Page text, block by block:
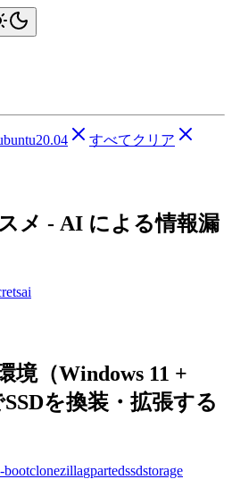
すべてクリア
メ - AI による情報漏
ai
境（Windows 11 +
を換装・拡張する
bootclonezillagpartedssdstorage